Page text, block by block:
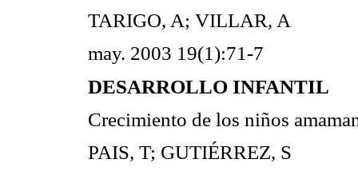
TARIGO, A; VILLAR, A
may. 2003 19(1):71-7
DESARROLLO INFANTIL
Crecimiento de los niños
PAIS, T; GUTIÉRREZ, S